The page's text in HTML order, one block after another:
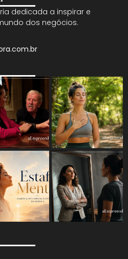
dedicada a inspirar e
dos negócios.